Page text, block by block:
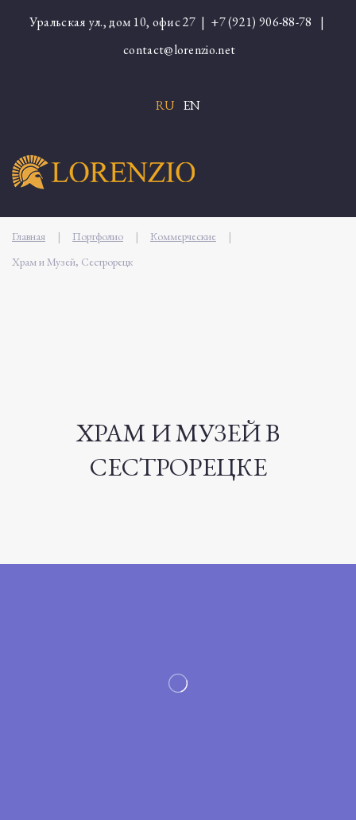
Уральская ул., дом 10, офис 27 | +7 (921) 906-88-78 |
contact@lorenzio.net
RU EN
Главная | Портфолио | Коммерческие
|
Храм и Музей, Сестрорецк
ХРАМ И МУЗЕЙ В
СЕСТРОРЕЦКЕ